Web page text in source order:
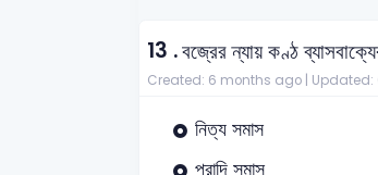
13 .বজ্রের ন্যায় কণ্ঠ
Created: 6 months ago |
নিত্য সমাস
প্রাদি সমাস